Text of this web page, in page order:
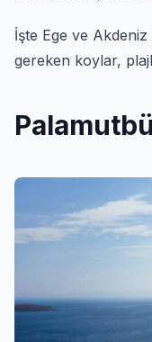
İşte Ege ve Akdeniz
gereken koylar,